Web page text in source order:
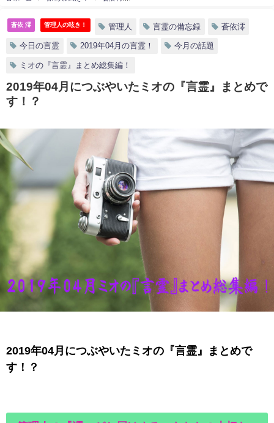
蒼依 澪 管理人の呟き！ 管理人 言霊の備忘録 蒼依澪
今日の言霊 2019年04月の言霊！ 今月の話題
ミオの『言霊』まとめ総集編！
2019年04月につぶやいたミオの『言霊』まとめで
す！？
2019年04月につぶやいたミオの『言霊』まとめで
す！？